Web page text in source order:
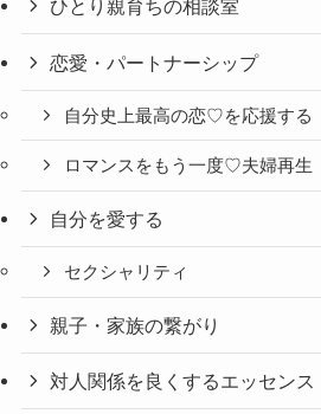
ひとり親育ちの相談室
恋愛・パートナーシップ
自分史上最高の恋♡を応援する
ロマンスをもう一度♡夫婦再生
自分を愛する
セクシャリティ
親子・家族の繋がり
対人関係を良くするエッセンス